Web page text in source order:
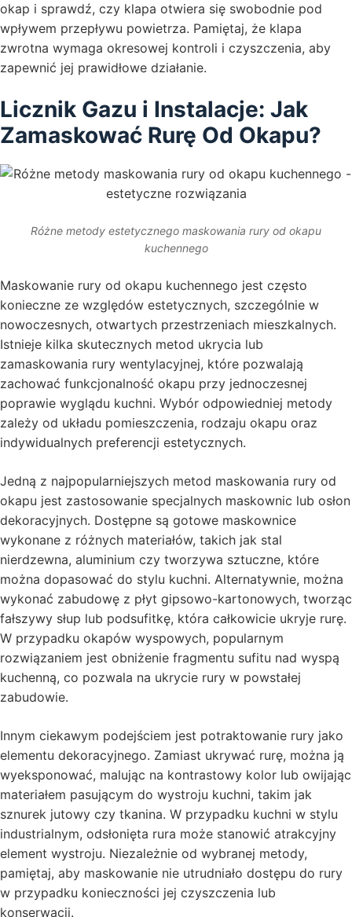
okap i sprawdź, czy klapa otwiera się swobodnie pod
wpływem przepływu powietrza. Pamiętaj, że klapa
zwrotna wymaga okresowej kontroli i czyszczenia, aby
zapewnić jej prawidłowe działanie.
Licznik Gazu i Instalacje: Jak
Zamaskować Rurę Od Okapu?
Różne metody estetycznego maskowania rury od okapu
kuchennego
Maskowanie rury od okapu kuchennego jest często
konieczne ze względów estetycznych, szczególnie w
nowoczesnych, otwartych przestrzeniach mieszkalnych.
Istnieje kilka skutecznych metod ukrycia lub
zamaskowania rury wentylacyjnej, które pozwalają
zachować funkcjonalność okapu przy jednoczesnej
poprawie wyglądu kuchni. Wybór odpowiedniej metody
zależy od układu pomieszczenia, rodzaju okapu oraz
indywidualnych preferencji estetycznych.
Jedną z najpopularniejszych metod maskowania rury od
okapu jest zastosowanie specjalnych maskownic lub osłon
dekoracyjnych. Dostępne są gotowe maskownice
wykonane z różnych materiałów, takich jak stal
nierdzewna, aluminium czy tworzywa sztuczne, które
można dopasować do stylu kuchni. Alternatywnie, można
wykonać zabudowę z płyt gipsowo-kartonowych, tworząc
fałszywy słup lub podsufitkę, która całkowicie ukryje rurę.
W przypadku okapów wyspowych, popularnym
rozwiązaniem jest obniżenie fragmentu sufitu nad wyspą
kuchenną, co pozwala na ukrycie rury w powstałej
zabudowie.
Innym ciekawym podejściem jest potraktowanie rury jako
elementu dekoracyjnego. Zamiast ukrywać rurę, można ją
wyeksponować, malując na kontrastowy kolor lub owijając
materiałem pasującym do wystroju kuchni, takim jak
sznurek jutowy czy tkanina. W przypadku kuchni w stylu
industrialnym, odsłonięta rura może stanowić atrakcyjny
element wystroju. Niezależnie od wybranej metody,
pamiętaj, aby maskowanie nie utrudniało dostępu do rury
w przypadku konieczności jej czyszczenia lub
konserwacji.